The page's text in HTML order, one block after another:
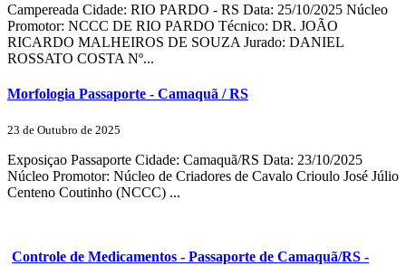
Campereada Cidade: RIO PARDO - RS Data: 25/10/2025 Núcleo
Promotor: NCCC DE RIO PARDO Técnico: DR. JOÃO
RICARDO MALHEIROS DE SOUZA Jurado: DANIEL
ROSSATO COSTA Nº...
Morfologia Passaporte - Camaquã / RS
23 de Outubro de 2025
Exposiçao Passaporte Cidade: Camaquã/RS Data: 23/10/2025
Núcleo Promotor: Núcleo de Criadores de Cavalo Crioulo José Júlio
Centeno Coutinho (NCCC) ...
Controle de Medicamentos - Passaporte de Camaquã/RS -